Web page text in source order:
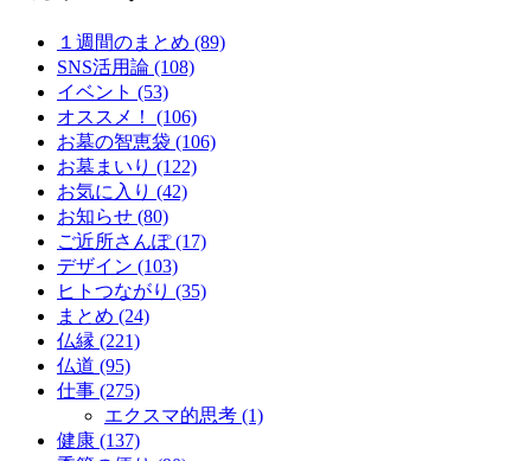
１週間のまとめ (89)
SNS活用論 (108)
イベント (53)
オススメ！ (106)
お墓の智恵袋 (106)
お墓まいり (122)
お気に入り (42)
お知らせ (80)
ご近所さんぽ (17)
デザイン (103)
ヒトつながり (35)
まとめ (24)
仏縁 (221)
仏道 (95)
仕事 (275)
エクスマ的思考 (1)
健康 (137)